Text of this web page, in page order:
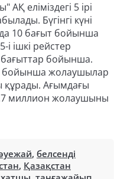
еліміздегі 5 ірі
Бүгінгі күні
10 бағыт бойынша
ішкі рейстер
бойынша.
жолаушылар
Ағымдағы
миллион жолаушыны
, белсенді
, Қазақстан